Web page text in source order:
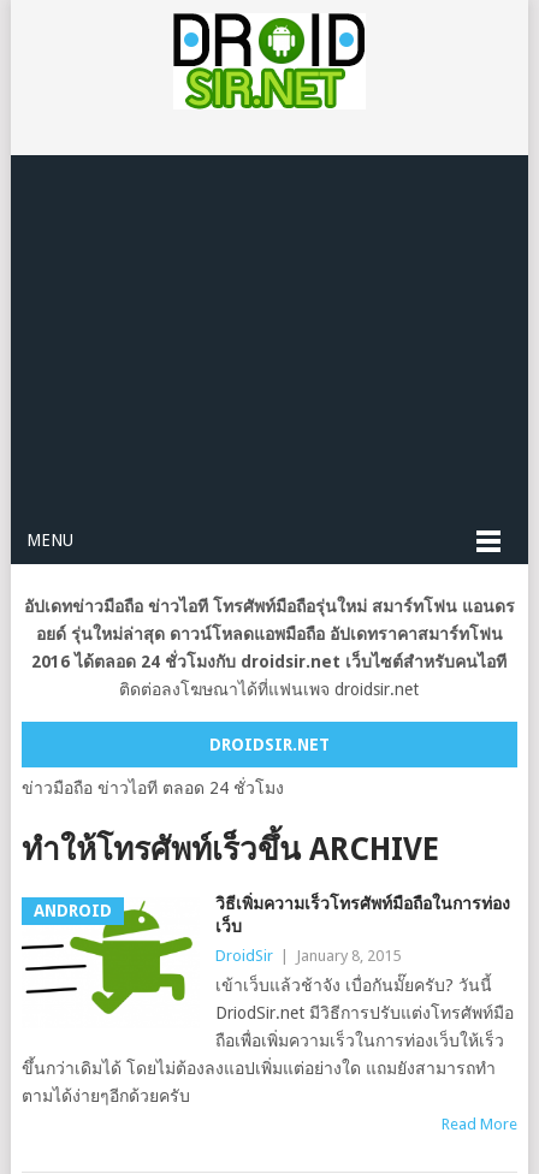
MENU
อัปเดทข่าวมือถือ ข่าวไอที โทรศัพท์มือถือรุ่นใหม่ สมาร์ทโฟน แอนดร
อยด์ รุ่นใหม่ล่าสุด ดาวน์โหลดแอพมือถือ อัปเดทราคาสมาร์ทโฟน
2016 ได้ตลอด 24 ชั่วโมงกับ droidsir.net เว็บไซต์สำหรับคนไอที
ติดต่อลงโฆษณาได้ที่แฟนเพจ droidsir.net
DROIDSIR.NET
ข่าวมือถือ ข่าวไอที ตลอด 24 ชั่วโมง
ทําให้โทรศัพท์เร็วขึ้น ARCHIVE
ANDROID
วิธีเพิ่มความเร็วโทรศัพท์มือถือในการท่อง
เว็บ
DroidSir January 8, 2015
เข้าเว็บแล้วช้าจัง เบื่อกันมั๊ยครับ? วันนี้
DriodSir.net มีวิธีการปรับแต่งโทรศัพท์มือ
ถือเพื่อเพิ่มความเร็วในการท่องเว็บให้เร็ว
ขึ้นกว่าเดิมได้ โดยไม่ต้องลงแอปเพิ่มแต่อย่างใด แถมยังสามารถทำ
ตามได้ง่ายๆอีกด้วยครับ
Read More